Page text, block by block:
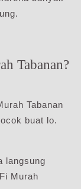
Tabanan?
Tabanan
buat lo.
langsung
Murah